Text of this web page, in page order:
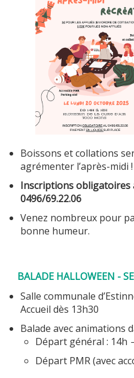
Boissons et collations
agrémenter l’après-midi !
Inscriptions obligatoires
0496/69.22.06
Venez nombreux pour
bonne humeur.
BALADE HALLOWEEN -
Salle communale
Accueil dès 13h30
Balade avec animations
Départ général : 14h
Départ PMR (avec